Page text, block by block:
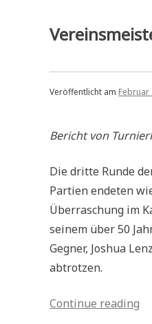
Veröffentlicht am Februar
Bericht von
Die dritte Runde
Partien endeten
Überraschung im
seinem über 50
Gegner, Joshua
abtrotzen.
Continue reading